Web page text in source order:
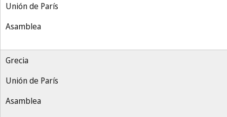
Unión de París
Asamblea
Grecia
Unión de París
Asamblea